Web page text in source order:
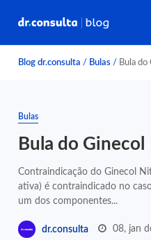
Blog dr.consulta / Bulas / Bula do
Bulas
Bula do Ginecol
Contraindicação do Ginecol
ativa) é contraindicado no
um dos componentes...
dr.consulta 08, jan